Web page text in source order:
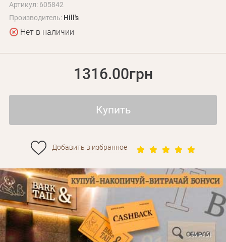
Артикул: 605842
Производитель: Hill's
Нет в наличии
1316.00грн
Купить
Добавить в избранное